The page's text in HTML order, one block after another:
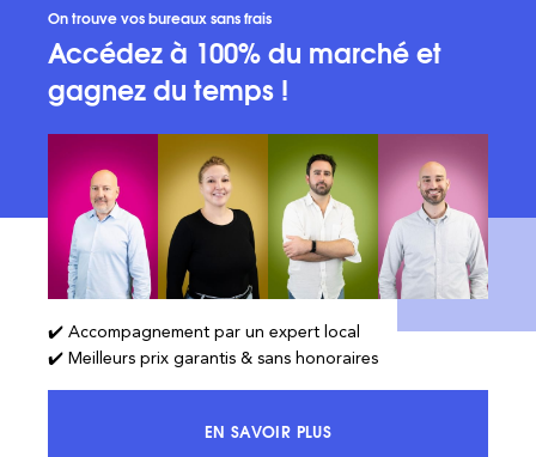
On trouve vos bureaux sans frais
Accédez à 100% du marché et
gagnez du temps !
✔️ Accompagnement par un expert local
✔️ Meilleurs prix garantis & sans honoraires
EN SAVOIR PLUSACCÉDEZ À 100% DU MARCHÉ ET